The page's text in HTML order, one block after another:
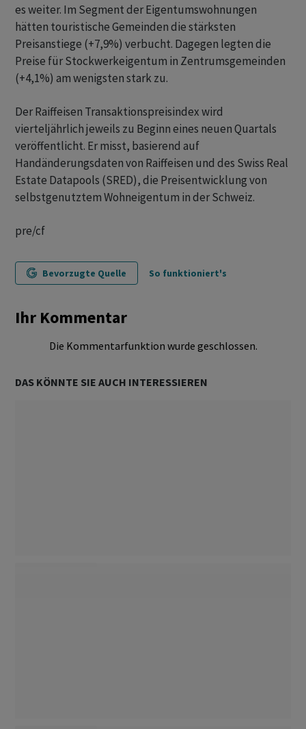
es weiter. Im Segment der Eigentumswohnungen
hätten touristische Gemeinden die stärksten
Preisanstiege (+7,9%) verbucht. Dagegen legten die
Preise für Stockwerkeigentum in Zentrumsgemeinden
(+4,1%) am wenigsten stark zu.
Der Raiffeisen Transaktionspreisindex wird
vierteljährlich jeweils zu Beginn eines neuen Quartals
veröffentlicht. Er misst, basierend auf
Handänderungsdaten von Raiffeisen und des Swiss Real
Estate Datapools (SRED), die Preisentwicklung von
selbstgenutztem Wohneigentum in der Schweiz.
pre/cf
Bevorzugte Quelle So funktioniert's
Ihr Kommentar
Die Kommentarfunktion wurde geschlossen.
DAS KÖNNTE SIE AUCH INTERESSIEREN